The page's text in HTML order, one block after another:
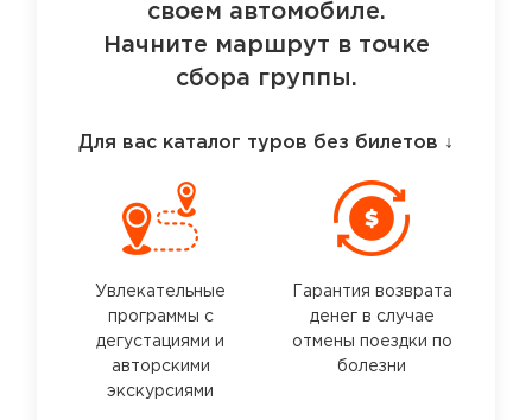
своем автомобиле.
Начните маршрут в точке
сбора группы.
Для вас каталог туров без билетов ↓
Увлекательные
программы с
дегустациями и
авторскими
экскурсиями
Гарантия возврата
денег в случае
отмены поездки по
болезни